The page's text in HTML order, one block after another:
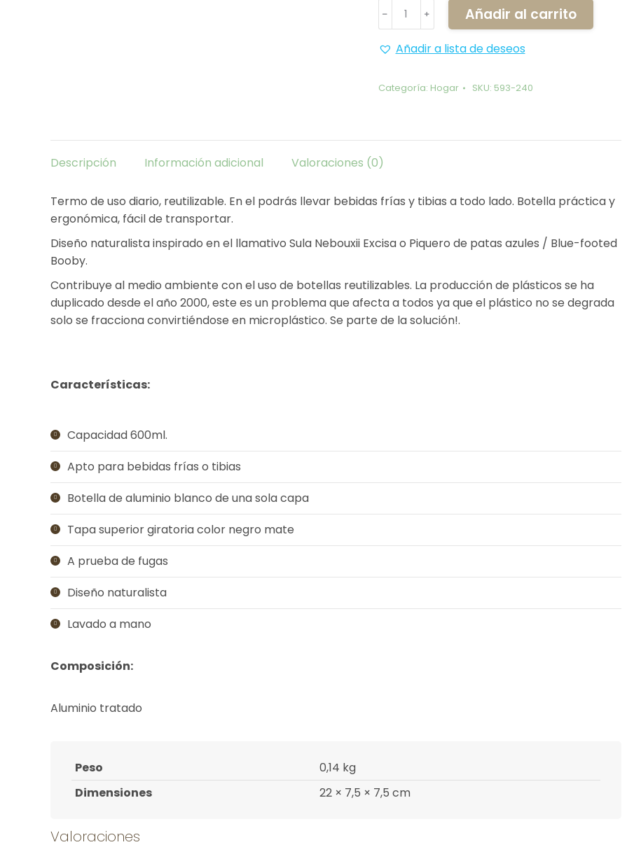
Termo
Piquero
-
﹣ ﹢ Añadir al carrito
Añadir a lista de deseos
Categoría: Hogar SKU: 593-240
Descripción Información adicional Valoraciones (0)
Termo de uso diario, reutilizable. En el podrás llevar bebidas frías y tibias a todo lado. Botella práctica y
ergonómica, fácil de transportar.
Diseño naturalista inspirado en el llamativo Sula Nebouxii Excisa o Piquero de patas azules / Blue-footed
Booby.
Contribuye al medio ambiente con el uso de botellas reutilizables. La producción de plásticos se ha
duplicado desde el año 2000, este es un problema que afecta a todos ya que el plástico no se degrada
solo se fracciona convirtiéndose en microplástico. Se parte de la solución!.
Características:
Capacidad 600ml.
Apto para bebidas frías o tibias
Botella de aluminio blanco de una sola capa
Tapa superior giratoria color negro mate
A prueba de fugas
Diseño naturalista
Lavado a mano
Composición:
Aluminio tratado
Peso
0,14 kg
Dimensiones
22 × 7,5 × 7,5 cm
Valoraciones